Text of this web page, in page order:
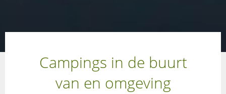
Campings in de buurt
van en omgeving